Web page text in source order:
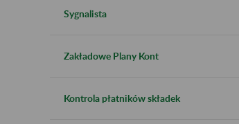
Sygnalista
Zakładowe Plany Kont
Kontrola płatników składek